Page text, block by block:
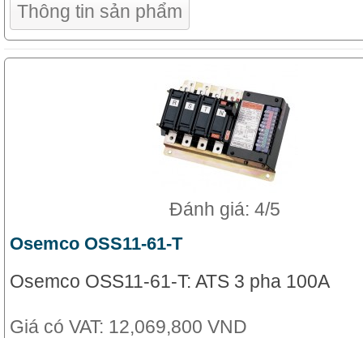
Thông tin sản phẩm
Đánh giá: 4/5
Osemco OSS11-61-T
Osemco OSS11-61-T: ATS 3 pha 100A
Giá có VAT: 12,069,800 VND